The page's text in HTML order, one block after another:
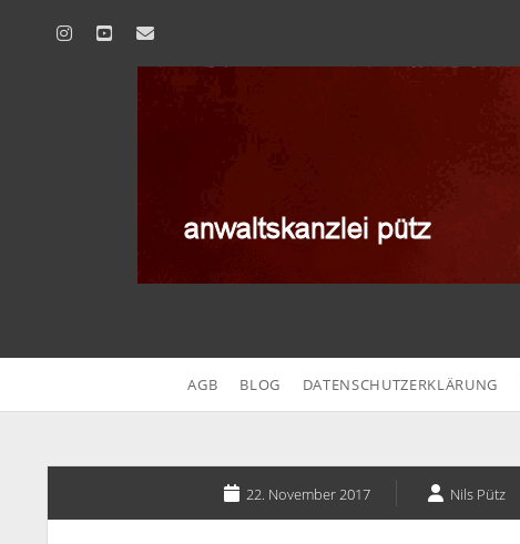
instagram
youtubeemail
AGB BLOG DATENSCHUTZERKLÄRUNG
22. November 2017 Nils Pütz